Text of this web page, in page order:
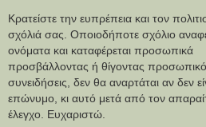
Κρατείστε την ευπρέπεια και τον
σχόλιά σας. Οποιοδήποτε σχόλιο
ονόματα και καταφέρεται προσωπικά
προσβάλλοντας ή θίγοντας
συνειδήσεις, δεν θα αναρτάται αν δεν
επώνυμο, κι αυτό μετά από τον
έλεγχο. Ευχαριστώ.